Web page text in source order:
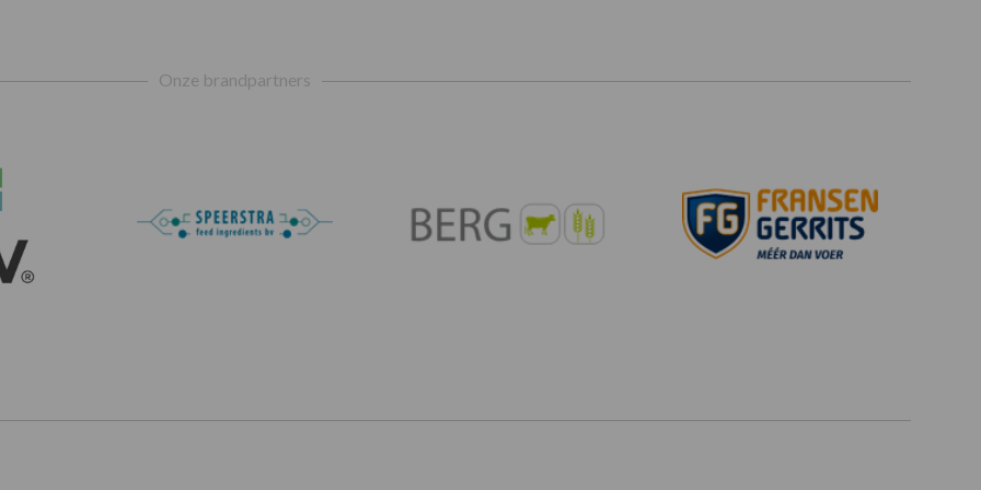
Onze brandpartners